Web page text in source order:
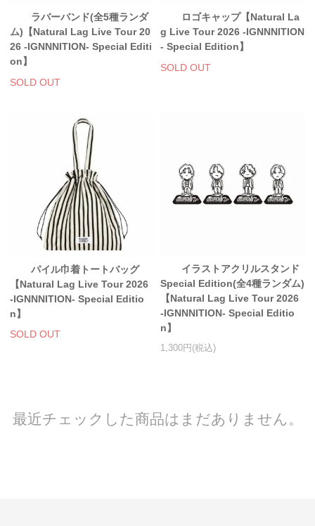
ラバーバンド(全5種ランダ
ム)【Natural Lag Live Tour 20
26 -IGNNNITION- Special Editi
on】
SOLD OUT
ロゴキャップ【Natural La
g Live Tour 2026 -IGNNNITION
- Special Edition】
SOLD OUT
パイル巾着トートバッグ
【Natural Lag Live Tour 2026
-IGNNNITION- Special Editio
n】
SOLD OUT
イラストアクリルスタンド
Special Edition(全4種ランダム)
【Natural Lag Live Tour 2026
-IGNNNITION- Special Editio
n】
1,300円(税込)
最近チェックした商品はまだありません。